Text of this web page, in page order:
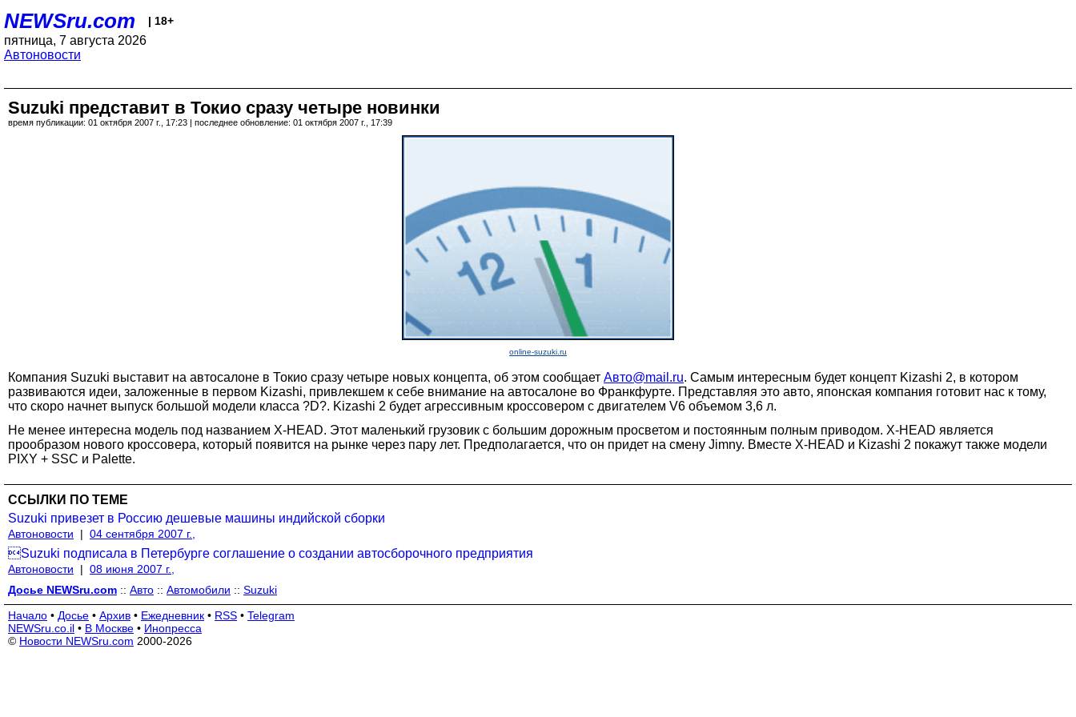
NEWSru.com | 18+
пятница, 7 августа 2026
Автоновости
Suzuki представит в Токио сразу четыре новинки
время публикации: 01 октября 2007 г., 17:23 | последнее обновление: 01 октября 2007 г., 17:39
online-suzuki.ru
Компания Suzuki выставит на автосалоне в Токио сразу четыре новых концепта, об этом сообщает Авто@mail.ru. Самым интересным будет концепт Kizashi 2, в котором
развиваются идеи, заложенные в первом Kizashi, привлекшем к себе внимание на автосалоне во Франкфурте. Представляя это авто, японская компания готовит нас к тому,
что скоро начнет выпуск большой модели класса ?D?. Kizashi 2 будет агрессивным кроссовером с двигателем V6 объемом 3,6 л.
Не менее интересна модель под названием X-HEAD. Этот маленький грузовик с большим дорожным просветом и постоянным полным приводом. X-HEAD является
прообразом нового кроссовера, который появится на рынке через пару лет. Предполагается, что он придет на смену Jimny. Вместе X-HEAD и Kizashi 2 покажут также модели
PIXY + SSC и Palette.
ССЫЛКИ ПО ТЕМЕ
Suzuki привезет в Россию дешевые машины индийской сборки
Автоновости | 04 сентября 2007 г.,
Suzuki подписала в Петербурге соглашение о создании автосборочного предприятия
Автоновости | 08 июня 2007 г.,
Досье NEWSru.com :: Авто :: Автомобили :: Suzuki
Начало • Досье • Архив • Ежедневник • RSS • Telegram
NEWSru.co.il • В Москве • Инопресса
© Новости NEWSru.com 2000-2026